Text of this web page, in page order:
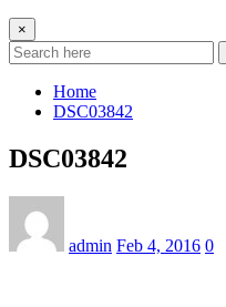
×
Home
DSC03842
DSC03842
admin Feb 4, 2016 0